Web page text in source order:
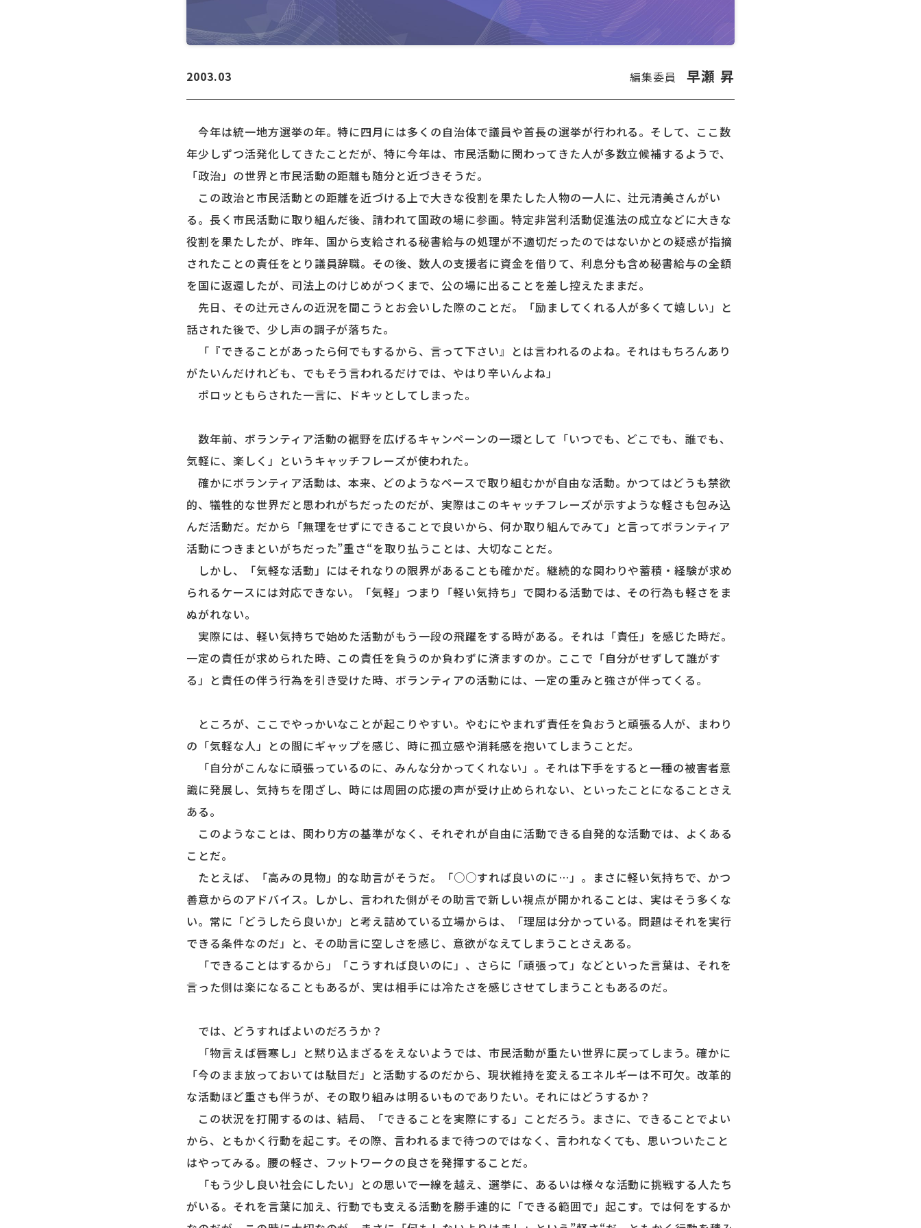
2003.03 編集委員 早瀬 昇
今年は統一地方選挙の年。特に四月には多くの自治体で議員や首長の選挙が行われる。そして、ここ数
年少しずつ活発化してきたことだが、特に今年は、市民活動に関わってきた人が多数立候補するようで、
「政治」の世界と市民活動の距離も随分と近づきそうだ。
この政治と市民活動との距離を近づける上で大きな役割を果たした人物の一人に、辻元清美さんがい
る。長く市民活動に取り組んだ後、請われて国政の場に参画。特定非営利活動促進法の成立などに大きな
役割を果たしたが、昨年、国から支給される秘書給与の処理が不適切だったのではないかとの疑惑が指摘
されたことの責任をとり議員辞職。その後、数人の支援者に資金を借りて、利息分も含め秘書給与の全額
を国に返還したが、司法上のけじめがつくまで、公の場に出ることを差し控えたままだ。
先日、その辻元さんの近況を聞こうとお会いした際のことだ。「励ましてくれる人が多くて嬉しい」と
話された後で、少し声の調子が落ちた。
「『できることがあったら何でもするから、言って下さい』とは言われるのよね。それはもちろんあり
がたいんだけれども、でもそう言われるだけでは、やはり辛いんよね」
ポロッともらされた一言に、ドキッとしてしまった。
数年前、ボランティア活動の裾野を広げるキャンペーンの一環として「いつでも、どこでも、誰でも、
気軽に、楽しく」というキャッチフレーズが使われた。
確かにボランティア活動は、本来、どのようなペースで取り組むかが自由な活動。かつてはどうも禁欲
的、犠牲的な世界だと思われがちだったのだが、実際はこのキャッチフレーズが示すような軽さも包み込
んだ活動だ。だから「無理をせずにできることで良いから、何か取り組んでみて」と言ってボランティア
活動につきまといがちだった”重さ“を取り払うことは、大切なことだ。
しかし、「気軽な活動」にはそれなりの限界があることも確かだ。継続的な関わりや蓄積・経験が求め
られるケースには対応できない。「気軽」つまり「軽い気持ち」で関わる活動では、その行為も軽さをま
ぬがれない。
実際には、軽い気持ちで始めた活動がもう一段の飛躍をする時がある。それは「責任」を感じた時だ。
一定の責任が求められた時、この責任を負うのか負わずに済ますのか。ここで「自分がせずして誰がす
る」と責任の伴う行為を引き受けた時、ボランティアの活動には、一定の重みと強さが伴ってくる。
ところが、ここでやっかいなことが起こりやすい。やむにやまれず責任を負おうと頑張る人が、まわり
の「気軽な人」との間にギャップを感じ、時に孤立感や消耗感を抱いてしまうことだ。
「自分がこんなに頑張っているのに、みんな分かってくれない」。それは下手をすると一種の被害者意
識に発展し、気持ちを閉ざし、時には周囲の応援の声が受け止められない、といったことになることさえ
ある。
このようなことは、関わり方の基準がなく、それぞれが自由に活動できる自発的な活動では、よくある
ことだ。
たとえば、「高みの見物」的な助言がそうだ。「○○すれば良いのに…」。まさに軽い気持ちで、かつ
善意からのアドバイス。しかし、言われた側がその助言で新しい視点が開かれることは、実はそう多くな
い。常に「どうしたら良いか」と考え詰めている立場からは、「理屈は分かっている。問題はそれを実行
できる条件なのだ」と、その助言に空しさを感じ、意欲がなえてしまうことさえある。
「できることはするから」「こうすれば良いのに」、さらに「頑張って」などといった言葉は、それを
言った側は楽になることもあるが、実は相手には冷たさを感じさせてしまうこともあるのだ。
では、どうすればよいのだろうか？
「物言えば唇寒し」と黙り込まざるをえないようでは、市民活動が重たい世界に戻ってしまう。確かに
「今のまま放っておいては駄目だ」と活動するのだから、現状維持を変えるエネルギーは不可欠。改革的
な活動ほど重さも伴うが、その取り組みは明るいものでありたい。それにはどうするか？
この状況を打開するのは、結局、「できることを実際にする」ことだろう。まさに、できることでよい
から、ともかく行動を起こす。その際、言われるまで待つのではなく、言われなくても、思いついたこと
はやってみる。腰の軽さ、フットワークの良さを発揮することだ。
「もう少し良い社会にしたい」との思いで一線を越え、選挙に、あるいは様々な活動に挑戦する人たち
がいる。それを言葉に加え、行動でも支える活動を勝手連的に「できる範囲で」起こす。では何をするか